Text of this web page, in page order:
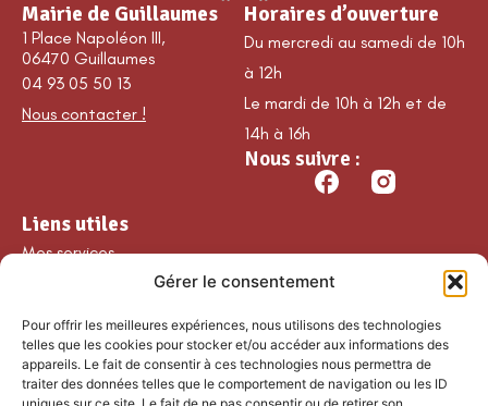
Gérer le consentement
Pour offrir les meilleures expériences, nous utilisons des technologies
telles que les cookies pour stocker et/ou accéder aux informations des
appareils. Le fait de consentir à ces technologies nous permettra de
traiter des données telles que le comportement de navigation ou les ID
Mairie de Guillaumes
1 Place Napoléon III,
06470 Guillaumes
04 93 05 50 13
Nous contacter !
Horaires d’ouverture
Du mercredi au samedi de 10h
à 12h
Le mardi de 10h à 12h et de
14h à 16h
Nous suivre :
Liens utiles
Mes services
Nos loisirs
Agenda